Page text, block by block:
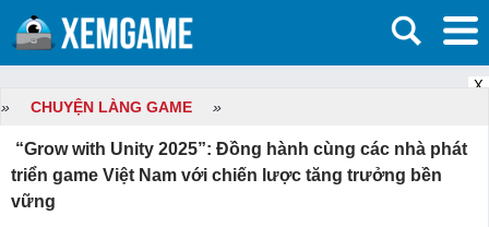
X
» CHUYỆN LÀNG GAME »
“Grow with Unity 2025”: Đồng hành cùng các nhà phát
triển game Việt Nam với chiến lược tăng trưởng bền
vững